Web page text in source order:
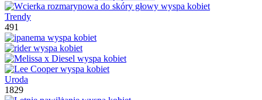
Trendy
491
Uroda
1829